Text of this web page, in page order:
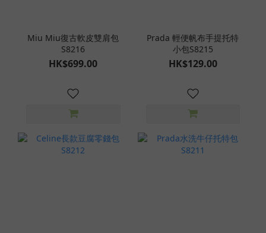
Miu Miu復古軟皮雙肩包
S8216
HK$699.00
Prada 輕便帆布手提托特
小包S8215
HK$129.00